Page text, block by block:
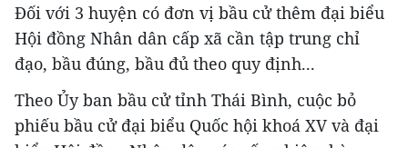
Đối với 3 huyện có đơn vị bầu cử thêm đại biểu
Hội đồng Nhân dân cấp xã cần tập trung chỉ
đạo, bầu đúng, bầu đủ theo quy định...
Theo Ủy ban bầu cử tỉnh Thái Bình, cuộc bỏ
phiếu bầu cử đại biểu Quốc hội khoá XV và đại